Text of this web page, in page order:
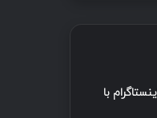
با